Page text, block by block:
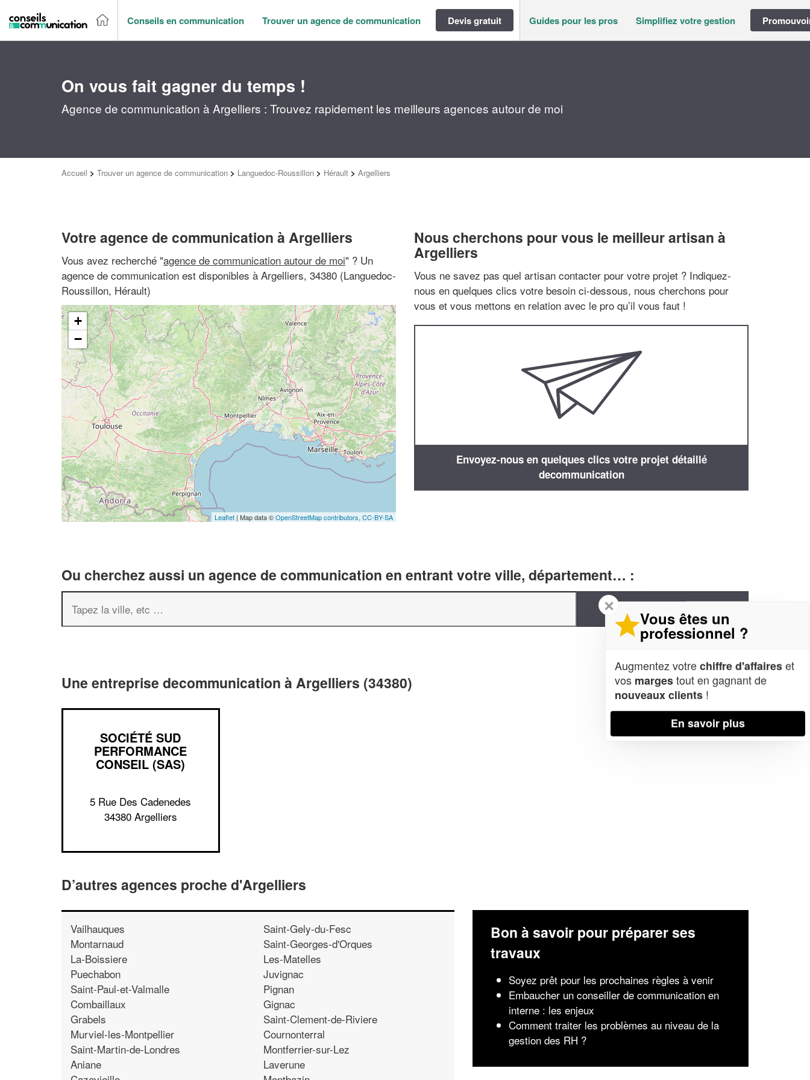
Conseils en communication Trouver un agence de communication Devis gratuit Guides pour les pros Simplifiez votre gestion
On vous fait gagner du temps !
Agence de communication à Argelliers : Trouvez rapidement les meilleurs agences autour de moi
Accueil > Trouver un agence de communication > Languedoc-Roussillon > Hérault > Argelliers
Votre agence de communication à Argelliers
Vous avez recherché "agence de communication autour de moi" ? Un
agence de communication est disponibles à Argelliers, 34380 (Languedoc-
Roussillon, Hérault)
+
−
Leaflet | Map data ©OpenStreetMap contributors, CC-BY-SA
Nous cherchons pour vous le meilleur artisan à
Argelliers
Vous ne savez pas quel artisan contacter pour votre projet ? Indiquez-
nous en quelques clics votre besoin ci-dessous, nous cherchons pour
vous et vous mettons en relation avec le pro qu’il vous faut !
Envoyez-nous en quelques clics votre projet détaillé
decommunication
Ou cherchez aussi un agence de communication en entrant votre ville, département… :
Une entreprise decommunication à Argelliers (34380)
SOCIÉTÉ SUD
PERFORMANCE
CONSEIL (SAS)
5 Rue Des Cadenedes
34380 Argelliers
D’autres agences proche d'Argelliers
Vailhauques
Montarnaud
La-Boissiere
Puechabon
Saint-Paul-et-Valmalle
Combaillaux
Grabels
Murviel-les-Montpellier
Saint-Martin-de-Londres
Aniane
Saint-Gely-du-Fesc
Saint-Georges-d'Orques
Les-Matelles
Juvignac
Pignan
Gignac
Saint-Clement-de-Riviere
Cournonterral
Montferrier-sur-Lez
Laverune
Bon à savoir pour préparer ses
travaux
Soyez prêt pour les prochaines règles à venir
Embaucher un conseiller de communication en
interne : les enjeux
Comment traiter les problèmes au niveau de la
gestion des RH ?
✕
Vous êtes un
professionnel ?
Augmentez votrechiffre d'affaireset
vos margestout en gagnant de
nouveaux clients !
En savoir plus